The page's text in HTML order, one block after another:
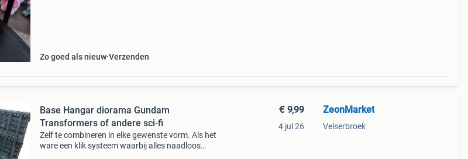
Zo goed als nieuw Verzenden
Base Hangar diorama Gundam
Transformers of andere sci-fi
Zelf te combineren in elke gewenste vorm. Als het
ware een klik systeem waarbij alles naadloos
€ 9,99
4 jul 26
ZeonMarket
Velserbroek